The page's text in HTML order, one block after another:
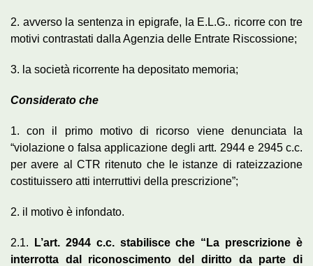
2. avverso la sentenza in epigrafe, la E.L.G.. ricorre con tre
motivi contrastati dalla Agenzia delle Entrate Riscossione;
3. la società ricorrente ha depositato memoria;
Considerato che
1. con il primo motivo di ricorso viene denunciata la
“violazione o falsa applicazione degli artt. 2944 e 2945 c.c.
per avere al CTR ritenuto che le istanze di rateizzazione
costituissero atti interruttivi della prescrizione”;
2. il motivo è infondato.
2.1.
L’art. 2944 c.c. stabilisce che “La prescrizione è
interrotta dal riconoscimento del diritto da parte di